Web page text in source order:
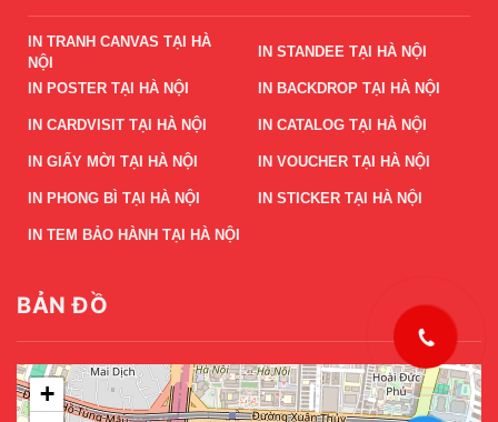
IN TRANH CANVAS TẠI HÀ
NỘI
IN STANDEE TẠI HÀ NỘI
IN POSTER TẠI HÀ NỘI IN BACKDROP TẠI HÀ NỘI
IN CARDVISIT TẠI HÀ NỘI IN CATALOG TẠI HÀ NỘI
IN GIẤY MỜI TẠI HÀ NỘI IN VOUCHER TẠI HÀ NỘI
IN PHONG BÌ TẠI HÀ NỘI IN STICKER TẠI HÀ NỘI
IN TEM BẢO HÀNH TẠI HÀ NỘI
BẢN ĐỒ
+